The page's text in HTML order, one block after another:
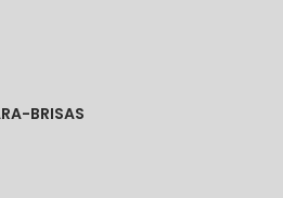
BRISAS